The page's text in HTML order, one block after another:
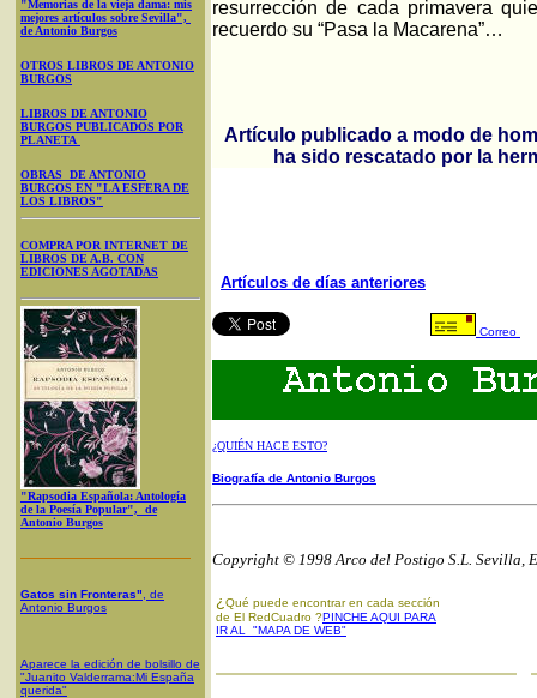
"Memorias de la vieja dama: mis
mejores artículos sobre Sevilla",
de Antonio Burgos
OTROS LIBROS DE ANTONIO
BURGOS
LIBROS DE ANTONIO
BURGOS PUBLICADOS POR
PLANETA
OBRAS DE ANTONIO
BURGOS EN "LA ESFERA DE
LOS LIBROS"
COMPRA POR INTERNET DE
LIBROS DE A.B. CON
EDICIONES AGOTADAS
"Rapsodia Española: Antología
de la Poesía Popular", de
Antonio Burgos
Gatos sin Fronteras" , de
Antonio Burgos
Aparece la edición de bolsillo de
"Juanito Valderrama:Mi España
querida"
resurrección de cada primavera
recuerdo su “Pasa la Macarena”…
Artículo publicado a modo de
ha sido rescatado por la
Artículos de días anteriores
Correo
¿QUIÉN HACE ESTO?
Biografía de Antonio Burgos
Copyright © 1998 Arco del Postigo S.L. Sevilla,
¿ Qué puede encontrar en cada sección
de El RedCuadro ?PINCHE AQUI PARA
IR AL "MAPA DE WEB"